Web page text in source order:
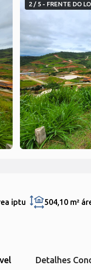
2 / 5 - FRENTE DO
iptu 504,10 m²
Detalhes